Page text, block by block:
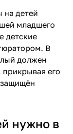
на детей
младшего
детские
В
должен
прикрывая его
нужно в